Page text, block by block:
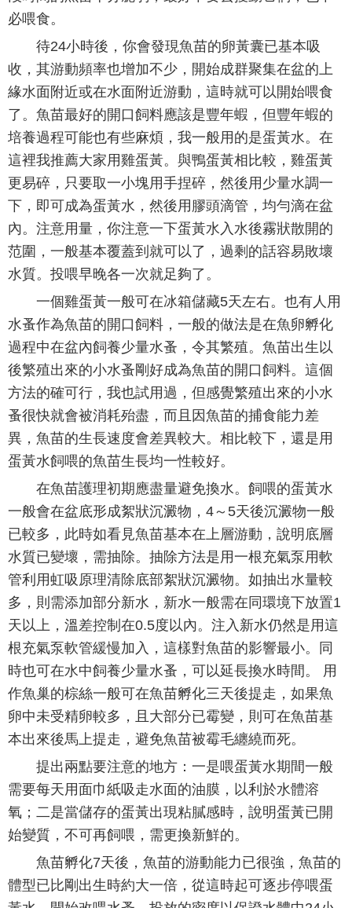
必喂食。
待24小時後，你會發現魚苗的卵黃囊已基本吸
收，其游動頻率也增加不少，開始成群聚集在盆的上
緣水面附近或在水面附近游動，這時就可以開始喂食
了。魚苗最好的開口飼料應該是豐年蝦，但豐年蝦的
培養過程可能也有些麻煩，我一般用的是蛋黃水。在
這裡我推薦大家用雞蛋黃。與鴨蛋黃相比較，雞蛋黃
更易碎，只要取一小塊用手捏碎，然後用少量水調一
下，即可成為蛋黃水，然後用膠頭滴管，均勻滴在盆
內。注意用量，你注意一下蛋黃水入水後霧狀散開的
范圍，一般基本覆蓋到就可以了，過剩的話容易敗壞
水質。投喂早晚各一次就足夠了。
一個雞蛋黃一般可在冰箱儲藏5天左右。也有人用
水蚤作為魚苗的開口飼料，一般的做法是在魚卵孵化
過程中在盆內飼養少量水蚤，令其繁殖。魚苗出生以
後繁殖出來的小水蚤剛好成為魚苗的開口飼料。這個
方法的確可行，我也試用過，但感覺繁殖出來的小水
蚤很快就會被消耗殆盡，而且因魚苗的捕食能力差
異，魚苗的生長速度會差異較大。相比較下，還是用
蛋黃水飼喂的魚苗生長均一性較好。
在魚苗護理初期應盡量避免換水。飼喂的蛋黃水
一般會在盆底形成絮狀沉澱物，4～5天後沉澱物一般
已較多，此時如看見魚苗基本在上層游動，說明底層
水質已變壞，需抽除。抽除方法是用一根充氣泵用軟
管利用虹吸原理清除底部絮狀沉澱物。如抽出水量較
多，則需添加部分新水，新水一般需在同環境下放置1
天以上，溫差控制在0.5度以內。注入新水仍然是用這
根充氣泵軟管緩慢加入，這樣對魚苗的影響最小。同
時也可在水中飼養少量水蚤，可以延長換水時間。 用
作魚巢的棕絲一般可在魚苗孵化三天後提走，如果魚
卵中未受精卵較多，且大部分已霉變，則可在魚苗基
本出來後馬上提走，避免魚苗被霉毛纏繞而死。
提出兩點要注意的地方：一是喂蛋黃水期間一般
需要每天用面巾紙吸走水面的油膜，以利於水體溶
氧；二是當儲存的蛋黃出現粘膩感時，說明蛋黃已開
始變質，不可再飼喂，需更換新鮮的。
魚苗孵化7天後，魚苗的游動能力已很強，魚苗的
體型已比剛出生時約大一倍，從這時起可逐步停喂蛋